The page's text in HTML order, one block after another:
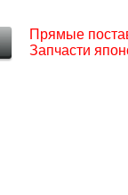
Прямые
Запчасти